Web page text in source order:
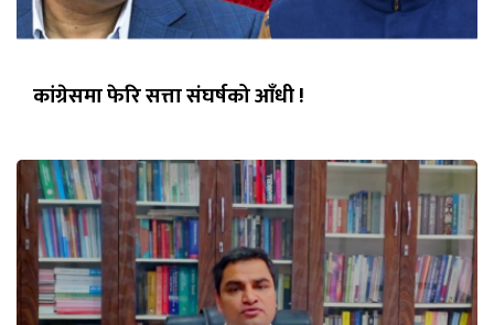
कांग्रेसमा फेरि सत्ता संघर्षको आँधी !